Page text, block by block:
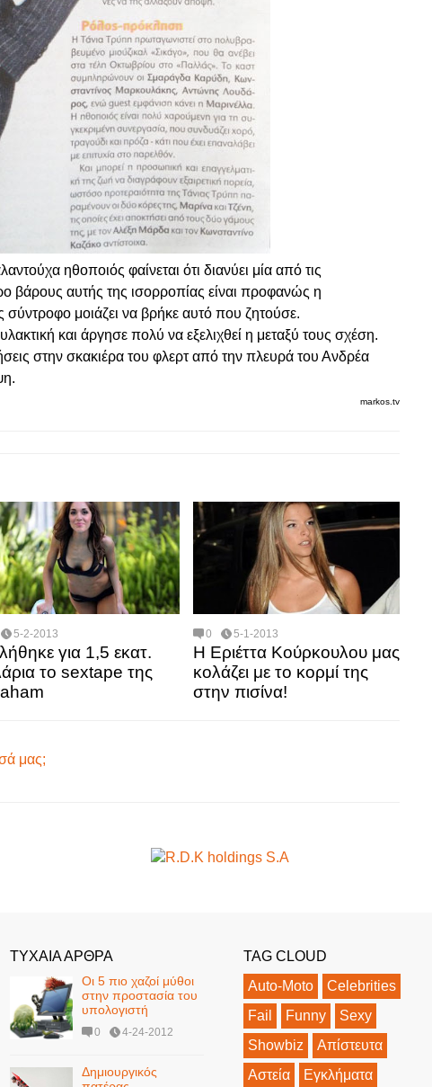
ηθοποιός φαίνεται ότι διανύει μία από τις
βάρους αυτής της ισορροπίας είναι προφανώς η
μοιάζει να βρήκε αυτό που ζητούσε.
και άργησε πολύ να εξελιχθεί η μεταξύ τους σχέση.
στην σκακιέρα του φλερτ από την πλευρά του Ανδρέα
markos.tv
5-2-2013
για 1,5 εκατ.
το sextape της
0 5-1-2013
Η Εριέττα Κούρκουλου μας
κολάζει με το κορμί της
στην πισίνα!
μας;
ΤΥΧΑΙΑ ΑΡΘΡΑ
Οι 5 πιο χαζοί μύθοι
στην προστασία του
υπολογιστή
0 4-24-2012
Δημιουργικός
TAG CLOUD
Auto-Moto
Celebrities
Fail
Funny
Sexy
Showbiz
Απίστευτα
Αστεία
Εγκλήματα